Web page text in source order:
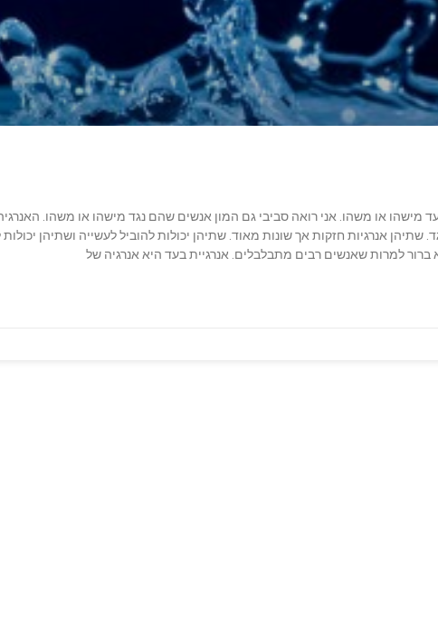
מישהו או משהו. אני רואה סביבי גם המון אנשים שהם נגד מישהו או משהו.
אנרגיות חזקות אך שונות מאוד. שתיהן יכולות להוביל לעשייה ושתיהן
ברור למרות שאנשים רבים מתבלבלים. אנרגיית בעד היא אנרגיה של